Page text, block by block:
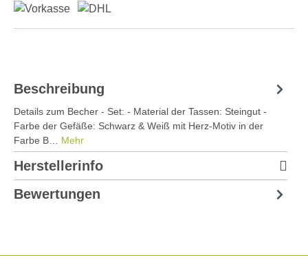
Beschreibung
Details zum Becher - Set: - Material der Tassen: Steingut -
Farbe der Gefäße: Schwarz & Weiß mit Herz-Motiv in der
Farbe B… Mehr
Herstellerinfo
Bewertungen